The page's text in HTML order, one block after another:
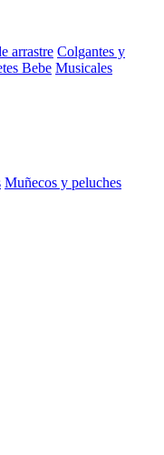
arrastre Colgantes y
Bebe Musicales
Muñecos y peluches